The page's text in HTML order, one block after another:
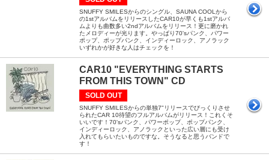
SNUFFY SMILESからのシングル、SAUNA COOLから
の1stアルバムをリリースしたCAR10が早くも1stアルバ
ムよりも曲数多い2ndアルバムをリリース！更に磨かれ
たメロディーが光ります。やっぱり70'sパンク、パワー
ポップ、ポップパンク、インディーロック、アノラック
いずれかが好きな人はチェックを！
CAR10 "EVERYTHING STARTS
FROM THIS TOWN" CD
SOLD OUT
SNUFFY SMILESからの単独7"リリースでびっくりさせ
られたCAR 10待望のフルアルバムがリリース！これくそ
いいです！70'sパンク、パワーポップ、ポップパンク、
インディーロック、アノラックといった広い層にも受け
入れてもらいたいものですな。そうなると思うバンドで
す！